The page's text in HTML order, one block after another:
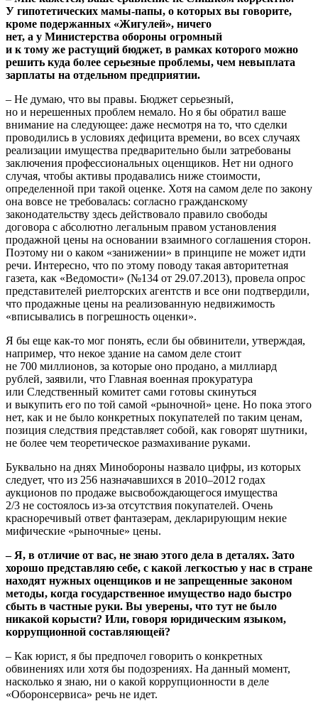
У гипотетических мамы-папы, о которых вы говорите,
кроме подержанных «Жигулей», ничего
нет, а у Министерства обороны огромный
и к тому же растущий бюджет, в рамках которого можно
решить куда более серьезные проблемы, чем невыплата
зарплаты на отдельном предприятии.
– Не думаю, что вы правы. Бюджет серьезный,
но и нерешенных проблем немало. Но я бы обратил ваше
внимание на следующее: даже несмотря на то, что сделки
проводились в условиях дефицита времени, во всех случаях
реализации имущества предварительно были затребованы
заключения профессиональных оценщиков. Нет ни одного
случая, чтобы активы продавались ниже стоимости,
определенной при такой оценке. Хотя на самом деле по закону
она вовсе не требовалась: согласно гражданскому
законодательству здесь действовало правило свободы
договора c абсолютно легальным правом установления
продажной цены на основании взаимного соглашения сторон.
Поэтому ни o каком «занижении» в принципе не может идти
речи. Интересно, что по этому поводу такая авторитетная
газета, как «Ведомости» (№134 от 29.07.2013), провела опрос
представителей риелторских агентств и все они подтвердили,
что продажные цены на реализованную недвижимость
«вписывались в погрешность оценки».
Я бы еще как-то мог понять, если бы обвинители, утверждая,
например, что некое здание на самом деле стоит
не 700 миллионов, за которые оно продано, а миллиард
рублей, заявили, что Главная военная прокуратура
или Следственный комитет сами готовы скинуться
и выкупить его по той самой «рыночной» цене. Но пока этого
нет, как и не было конкретных покупателей по таким ценам,
позиция следствия представляет собой, как говорят шутники,
не более чем теоретическое размахивание руками.
Буквально на днях Минобороны назвало цифры, из которых
следует, что из 256 назначавшихся в 2010–2012 годах
аукционов по продаже высвобождающегося имущества
2/3 не состоялось из-за отсутствия покупателей. Очень
красноречивый ответ фантазерам, декларирующим некие
мифические «рыночные» цены.
– Я, в отличие от вас, не знаю этого дела в деталях. Зато
хорошо представляю себе, с какой легкостью у нас в стране
находят нужных оценщиков и не запрещенные законом
методы, когда государственное имущество надо быстро
сбыть в частные руки. Вы уверены, что тут не было
никакой корысти? Или, говоря юридическим языком,
коррупционной составляющей?
– Как юрист, я бы предпочел говорить о конкретных
обвинениях или хотя бы подозрениях. На данный момент,
насколько я знаю, ни о какой коррупционности в деле
«Оборонсервиса» речь не идет.